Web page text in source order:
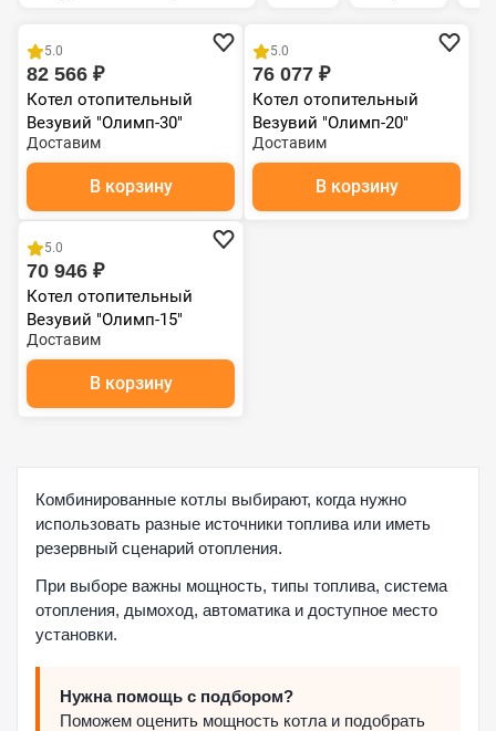
5.0
82 566 ₽
Котел отопительный
Везувий "Олимп-30"
Доставим
В корзину
5.0
76 077 ₽
Котел отопительный
Везувий "Олимп-20"
Доставим
В корзину
5.0
70 946 ₽
Котел отопительный
Везувий "Олимп-15"
Доставим
В корзину
Комбинированные котлы выбирают, когда нужно
использовать разные источники топлива или иметь
резервный сценарий отопления.
При выборе важны мощность, типы топлива, система
отопления, дымоход, автоматика и доступное место
установки.
Нужна помощь с подбором?
Поможем оценить мощность котла и подобрать